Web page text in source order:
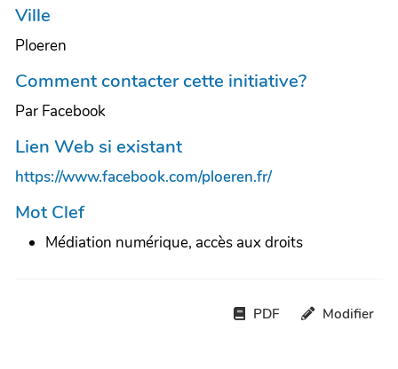
Ville
Ploeren
Comment contacter cette initiative?
Par Facebook
Lien Web si existant
https://www.facebook.com/ploeren.fr/
Mot Clef
Médiation numérique, accès aux droits
PDF Modifier